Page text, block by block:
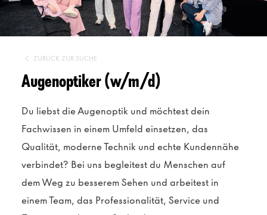
ZURÜCK ZUR SUCHE
Augenoptiker (w/m/d)
Du liebst die Augenoptik und möchtest dein
Fachwissen in einem Umfeld einsetzen, das
Qualität, moderne Technik und echte Kundennähe
verbindet? Bei uns begleitest du Menschen auf
dem Weg zu besserem Sehen und arbeitest in
einem Team, das Professionalität, Service und